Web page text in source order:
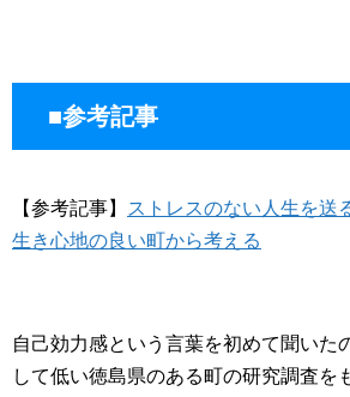
■参考記事
【参考記事】
ストレスのない人生を送
生き心地の良い町から考える
自己効力感という言葉を初めて聞いた
して低い徳島県のある町の研究調査を